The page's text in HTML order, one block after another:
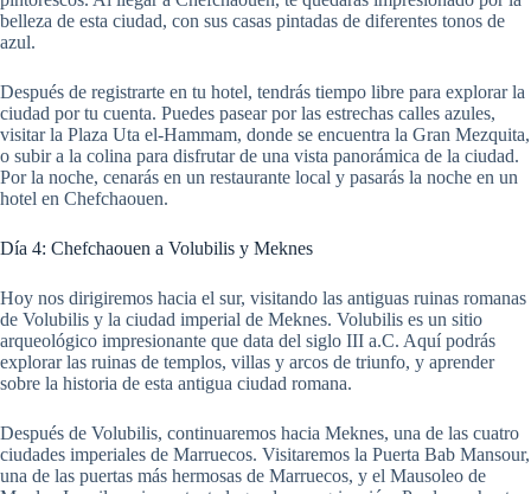
belleza de esta ciudad, con sus casas pintadas de diferentes tonos de
azul.
Después de registrarte en tu hotel, tendrás tiempo libre para explorar la
ciudad por tu cuenta. Puedes pasear por las estrechas calles azules,
visitar la Plaza Uta el-Hammam, donde se encuentra la Gran Mezquita,
o subir a la colina para disfrutar de una vista panorámica de la ciudad.
Por la noche, cenarás en un restaurante local y pasarás la noche en un
hotel en Chefchaouen.
Día 4: Chefchaouen a Volubilis y Meknes
Hoy nos dirigiremos hacia el sur, visitando las antiguas ruinas romanas
de Volubilis y la ciudad imperial de Meknes. Volubilis es un sitio
arqueológico impresionante que data del siglo III a.C. Aquí podrás
explorar las ruinas de templos, villas y arcos de triunfo, y aprender
sobre la historia de esta antigua ciudad romana.
Después de Volubilis, continuaremos hacia Meknes, una de las cuatro
ciudades imperiales de Marruecos. Visitaremos la Puerta Bab Mansour,
una de las puertas más hermosas de Marruecos, y el Mausoleo de